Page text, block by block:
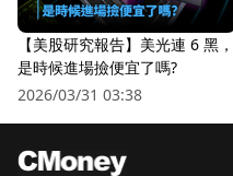
【美股研究報告】美光連 6 黑，
是時候進場撿便宜了嗎?
2026/03/31 03:38